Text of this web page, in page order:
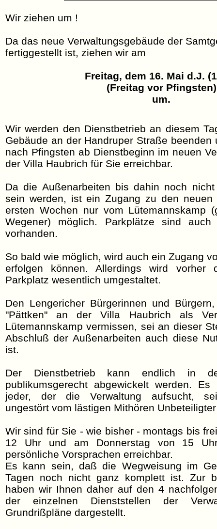
Wir ziehen um !
Da das neue Verwaltungsgebäude der
fertiggestellt ist, ziehen wir am
Freitag, dem 16. Mai d.J.
(Freitag vor Pfingsten)
um.
Wir werden den Dienstbetrieb an diesem
Gebäude an der Handruper Straße beenden
nach Pfingsten ab Dienstbeginn im neuen
der Villa Haubrich für Sie erreichbar.
Da die Außenarbeiten bis dahin noch
sein werden, ist ein Zugang zu den neuen
ersten Wochen nur vom Lütemannskamp
Wegener) möglich. Parkplätze sind
vorhanden.
So bald wie möglich, wird auch ein Zugang
erfolgen können. Allerdings wird vorher
Parkplatz wesentlich umgestaltet.
Den Lengericher Bürgerinnen und
"Pättken" an der Villa Haubrich als
Lütemannskamp vermissen, sei an dieser
Abschluß der Außenarbeiten auch diese
ist.
Der Dienstbetrieb kann endlich in
publikumsgerecht abgewickelt werden.
jeder, der die Verwaltung aufsucht,
ungestört vom lästigen Mithören
Wir sind für Sie - wie bisher - montags bis
12 Uhr und am Donnerstag von 15
persönliche Vorsprachen erreichbar.
Es kann sein, daß die Wegweisung im
Tagen noch nicht ganz komplett ist. Zur
haben wir Ihnen daher auf den 4
der einzelnen Dienststellen der
Grundrißpläne dargestellt.